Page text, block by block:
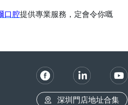
口腔提供專業服務，定會令你嘅
深圳門店地址合集